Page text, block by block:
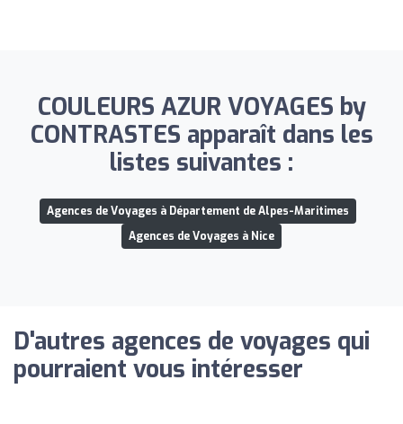
COULEURS AZUR VOYAGES by
CONTRASTES apparaît dans les
listes suivantes :
Agences de Voyages à Département de Alpes-Maritimes
Agences de Voyages à Nice
D'autres agences de voyages qui
pourraient vous intéresser